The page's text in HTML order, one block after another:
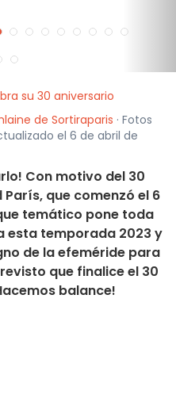
su 30 aniversario
de Sortiraparis · Fotos
el 6 de abril de
Con motivo del 30
que comenzó el 6
temático pone toda
esta temporada 2023 y
de la efeméride para
que finalice el 30
balance!